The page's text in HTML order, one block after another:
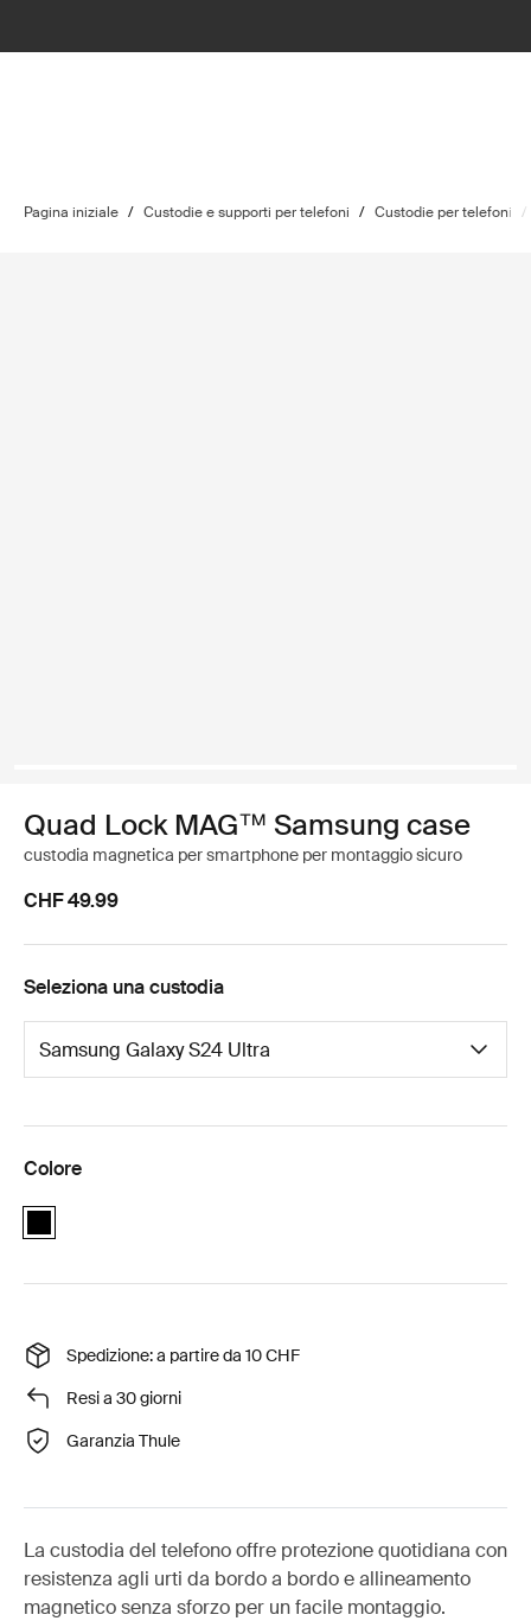
Pagina iniziale / Custodie e supporti per telefoni / Custodie per telefoni /
Quad Lock MAG™ Samsung case
custodia magnetica per smartphone per montaggio sicuro
CHF 49.99
Seleziona una custodia
Colore
Spedizione: a partire da 10 CHF
Resi a 30 giorni
Garanzia Thule
La custodia del telefono offre protezione quotidiana con
resistenza agli urti da bordo a bordo e allineamento
magnetico senza sforzo per un facile montaggio.